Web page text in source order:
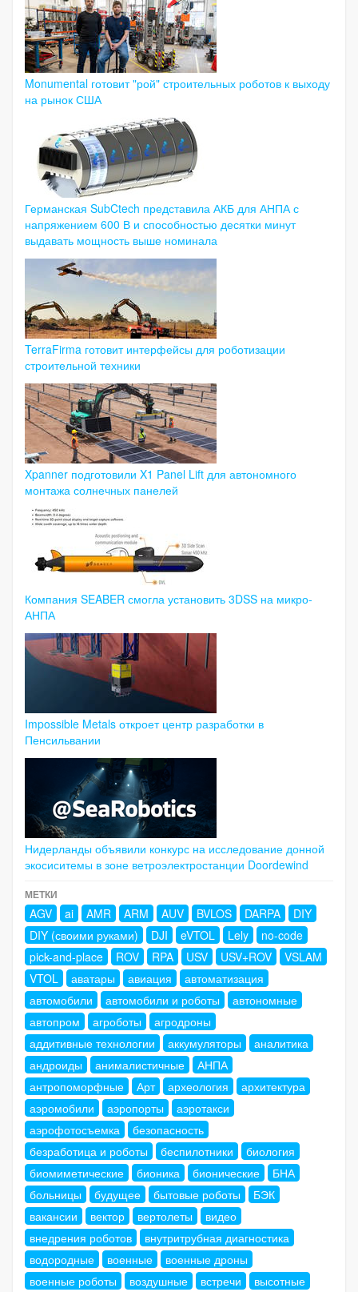
Monumental готовит "рой" строительных роботов к выходу
на рынок США
Германская SubCtech представила АКБ для АНПА с
напряжением 600 В и способностью десятки минут
выдавать мощность выше номинала
TerraFirma готовит интерфейсы для роботизации
строительной техники
Xpanner подготовили X1 Panel Lift для автономного
монтажа солнечных панелей
Компания SEABER смогла установить 3DSS на микро-
АНПА
Impossible Metals откроет центр разработки в
Пенсильвании
Нидерланды объявили конкурс на исследование донной
экосиситемы в зоне ветроэлектростанции Doordewind
МЕТКИ
AGV ai AMR ARM AUV BVLOS DARPA
DIY
DIY (своими руками)
DJI eVTOL Lely
no-code
pick-and-place
ROV RPA USV USV+ROV
VSLAM
VTOL
аватары авиация
автоматизация
автомобили
автомобили и роботы
автономные
автопром
агроботы
агродроны
аддитивные технологии
аккумуляторы
аналитика
андроиды
анималистичные
АНПА
антропоморфные
Арт археология
архитектура
аэромобили
аэропорты
аэротакси
аэрофотосъемка
безопасность
безработица и роботы
беспилотники
биология
биомиметические
бионика бионические
БНА
больницы
будущее бытовые роботы
БЭК
вакансии
вектор вертолеты
видео
внедрения роботов
внутритрубная диагностика
водородные
военные
военные дроны
военные роботы
воздушные встречи высотные